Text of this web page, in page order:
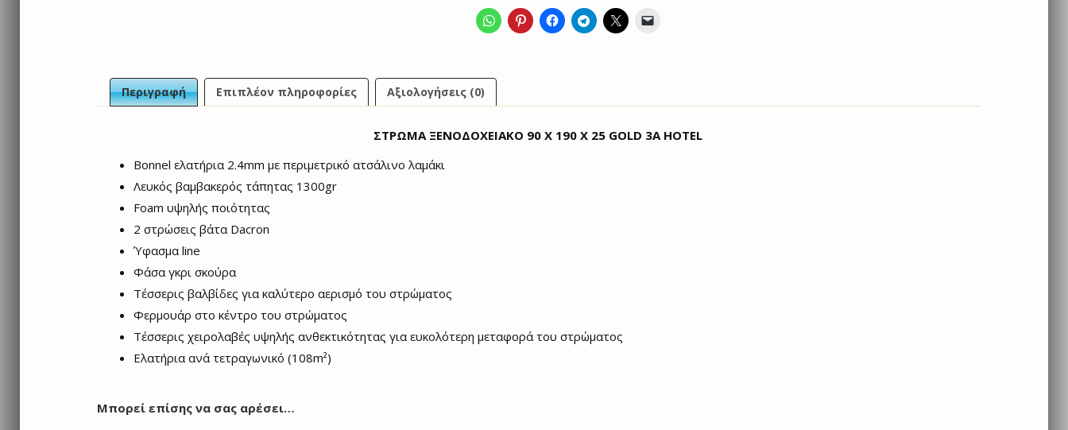
ποσότητα
Περιγραφή Επιπλέον πληροφορίες Αξιολογήσεις (0)
ΣΤΡΩΜΑ ΞΕΝΟΔΟΧΕΙΑΚΟ 90 Χ 190 X 25 GOLD 3A HOTEL
Bonnel ελατήρια 2.4mm με περιμετρικό ατσάλινο λαμάκι
Λευκός βαμβακερός τάπητας 1300gr
Foam υψηλής ποιότητας
2 στρώσεις βάτα Dacron
Ύφασμα line
Φάσα γκρι σκούρα
Τέσσερις βαλβίδες για καλύτερο αερισμό του στρώματος
Φερμουάρ στο κέντρο του στρώματος
Τέσσερις χειρολαβές υψηλής ανθεκτικότητας για ευκολότερη μεταφορά του στρώματος
Ελατήρια ανά τετραγωνικό (108m²)
Μπορεί επίσης να σας αρέσει…